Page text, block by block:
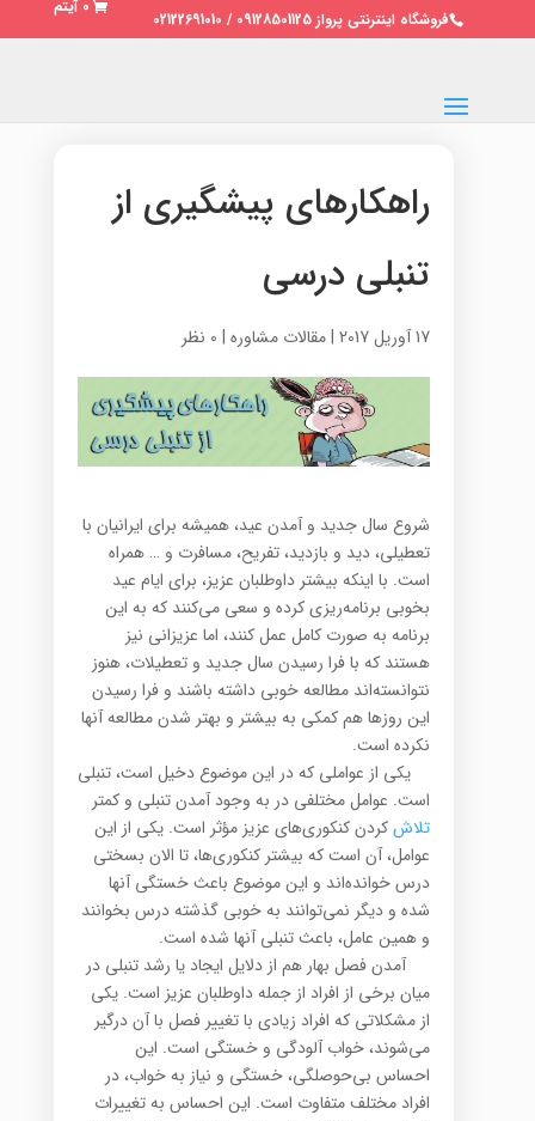
فروشگاه اینترنتی پرواز 09128501125 / 02122691010
0 آیتم
راهکارهای پیشگیری از
تنبلی درسی
17 آوریل 2017 |مقالات مشاوره| 0 نظر
شروع سال جدید و آمدن عید، همیشه برای ایرانیان با
تعطیلی، دید و بازدید، تفریح، مسافرت و … همراه
است. با اینکه بیشتر داوطلبان عزیز، برای ایام عید
بخوبی برنامه‌ریزی کرده و سعی می‌کنند که به این
برنامه به صورت کامل عمل کنند، اما عزیزانی نیز
هستند که با فرا رسیدن سال جدید و تعطیلات، هنوز
نتوانسته‌اند مطالعه خوبی داشته باشند و فرا رسیدن
این روزها هم کمکی به بیشتر و بهتر شدن مطالعه آنها
نکرده است.
یکی از عواملی که در این موضوع دخیل است، تنبلی
است. عوامل مختلفی در به وجود آمدن تنبلی و کمتر
تلاشکردن کنکوری‌های عزیز مؤثر است. یکی از این
عوامل، آن است که بیشتر کنکوری‌ها، تا الان بسختی
درس خوانده‌اند و این موضوع باعث خستگی آنها
شده و دیگر نمی‌توانند به خوبی گذشته درس بخوانند
و همین عامل، باعث تنبلی آنها شده است.
آمدن فصل بهار هم از دلایل ایجاد یا رشد تنبلی در
میان برخی از افراد از جمله داوطلبان عزیز است. یکی
از مشکلاتی که افراد زیادی با تغییر فصل با آن درگیر
می‌شوند، خواب آلودگی و خستگی است. این
احساس بی‌حوصلگی، خستگی و نیاز به خواب، در
افراد مختلف متفاوت است. این احساس به تغییرات